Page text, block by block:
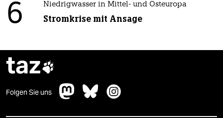
6 Niedrigwasser in Mittel- und Osteuropa
Stromkrise mit Ansage
taz
Folgen Sie uns